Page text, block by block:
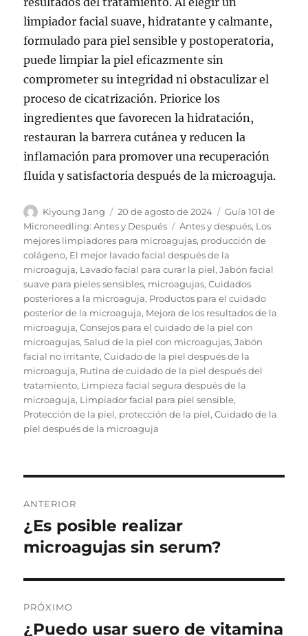
limpiador facial suave, hidratante y calmante,
formulado para piel sensible y postoperatoria,
puede limpiar la piel eficazmente sin
comprometer su integridad ni obstaculizar el
proceso de cicatrización. Priorice los
ingredientes que favorecen la hidratación,
restauran la barrera cutánea y reducen la
inflamación para promover una recuperación
fluida y satisfactoria después de la microaguja.
Autor
Kiyoung Jang
Publicado
el
20 de agosto de 2024 Categorías
Guía 101 de
Microneedling: Antes y Después
Etiquetas
Antes y después, Los
mejores limpiadores para microagujas, producción de
colágeno, El mejor lavado facial después de la
microaguja, Lavado facial para curar la piel,Jabón facial
suave para pieles sensibles, microagujas,Cuidados
posteriores a la microaguja, Productos para el cuidado
posterior de la microaguja, Mejora de los resultados de la
microaguja,Consejos para el cuidado de la piel con
microagujas,Salud de la piel con microagujas,Jabón
facial no irritante,Cuidado de la piel después de la
microaguja, Rutina de cuidado de la piel después del
tratamiento, Limpieza facial segura después de la
microaguja, Limpiador facial para piel sensible,
Protección de la piel, protección de la piel,Cuidado de la
piel después de la microaguja
de
entradas
ANTERIOR
Publicación
anterior:
¿Es posible realizar
microagujas sin serum?
PRÓXIMO
Siguiente
¿Puedo usar suero de vitamina